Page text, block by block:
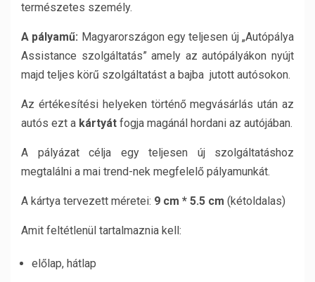
természetes személy.
A pályamű: Magyarországon egy teljesen új „Autópálya
Assistance szolgáltatás” amely az autópályákon nyújt
majd teljes körű szolgáltatást a bajba jutott autósokon.
Az értékesítési helyeken történő megvásárlás után az
autós ezt a kártyát fogja magánál hordani az autójában.
A pályázat célja egy teljesen új szolgáltatáshoz
megtalálni a mai trend-nek megfelelő pályamunkát.
A kártya tervezett méretei: 9 cm * 5.5 cm (kétoldalas)
Amit feltétlenül tartalmaznia kell:
előlap, hátlap